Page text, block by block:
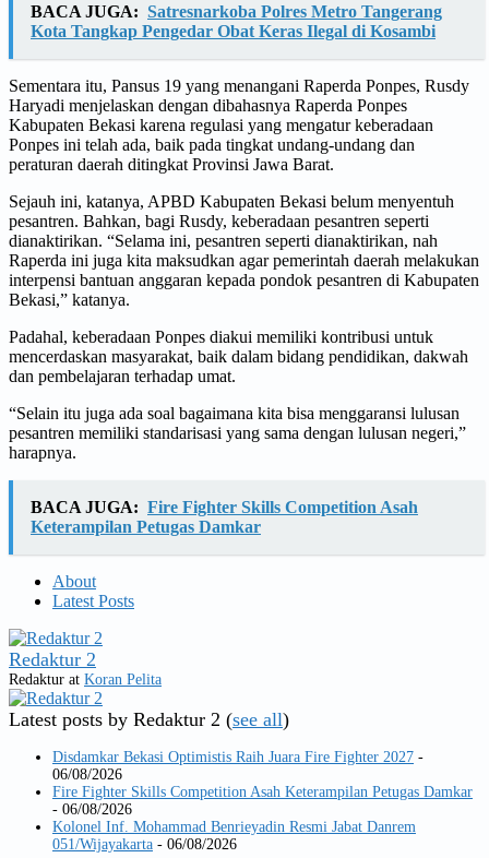
BACA JUGA: Satresnarkoba Polres Metro Tangerang
Kota Tangkap Pengedar Obat Keras Ilegal di Kosambi
Sementara itu, Pansus 19 yang menangani Raperda Ponpes, Rusdy
Haryadi menjelaskan dengan dibahasnya Raperda Ponpes
Kabupaten Bekasi karena regulasi yang mengatur keberadaan
Ponpes ini telah ada, baik pada tingkat undang-undang dan
peraturan daerah ditingkat Provinsi Jawa Barat.
Sejauh ini, katanya, APBD Kabupaten Bekasi belum menyentuh
pesantren. Bahkan, bagi Rusdy, keberadaan pesantren seperti
dianaktirikan. “Selama ini, pesantren seperti dianaktirikan, nah
Raperda ini juga kita maksudkan agar pemerintah daerah melakukan
interpensi bantuan anggaran kepada pondok pesantren di Kabupaten
Bekasi,” katanya.
Padahal, keberadaan Ponpes diakui memiliki kontribusi untuk
mencerdaskan masyarakat, baik dalam bidang pendidikan, dakwah
dan pembelajaran terhadap umat.
“Selain itu juga ada soal bagaimana kita bisa menggaransi lulusan
pesantren memiliki standarisasi yang sama dengan lulusan negeri,”
harapnya.
BACA JUGA: Fire Fighter Skills Competition Asah
Keterampilan Petugas Damkar
About
Latest Posts
Redaktur 2
Redaktur at Koran Pelita
Latest posts by Redaktur 2 (see all)
Disdamkar Bekasi Optimistis Raih Juara Fire Fighter 2027 -
06/08/2026
Fire Fighter Skills Competition Asah Keterampilan Petugas Damkar
- 06/08/2026
Kolonel Inf. Mohammad Benrieyadin Resmi Jabat Danrem
051/Wijayakarta - 06/08/2026